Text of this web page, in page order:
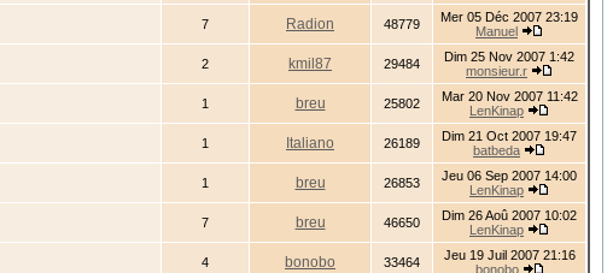
7 Radion 48779
Mer 05 Déc 2007 23:19
Manuel
2 kmil87 29484
Dim 25 Nov 2007 1:42
monsieur.r
1 breu 25802
Mar 20 Nov 2007 11:42
LenKinap
1 Italiano 26189
Dim 21 Oct 2007 19:47
batbeda
1 breu 26853
Jeu 06 Sep 2007 14:00
LenKinap
7 breu 46650
Dim 26 Aoû 2007 10:02
LenKinap
4 bonobo 33464
Jeu 19 Juil 2007 21:16
bonobo